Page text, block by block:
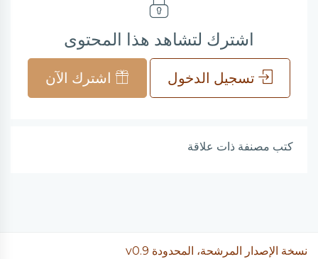
اشترك لتشاهد هذا المحتوى
تسجيل الدخول اشترك الآن
كتب مصنفة ذات علاقة
نسخة الإصدار المرشحة، المحدودة v0.9